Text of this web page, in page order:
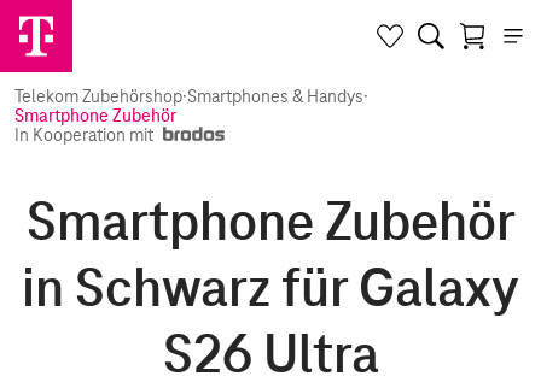
Telekom Zubehörshop·Smartphones & Handys·
Smartphone Zubehör
In Kooperation mit
Smartphone Zubehör
in Schwarz für Galaxy
S26 Ultra